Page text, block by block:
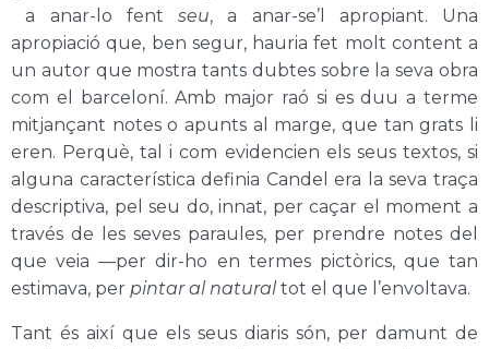
a anar-lo fent seu, a anar-se’l apropiant. Una
apropiació que, ben segur, hauria fet molt content a
un autor que mostra tants dubtes sobre la seva obra
com el barceloní. Amb major raó si es duu a terme
mitjançant notes o apunts al marge, que tan grats li
eren. Perquè, tal i com evidencien els seus textos, si
alguna característica definia Candel era la seva traça
descriptiva, pel seu do, innat, per caçar el moment a
través de les seves paraules, per prendre notes del
que veia —per dir-ho en termes pictòrics, que tan
estimava, per pintar al naturaltot el que l’envoltava.
Tant és així que els seus diaris són, per damunt de